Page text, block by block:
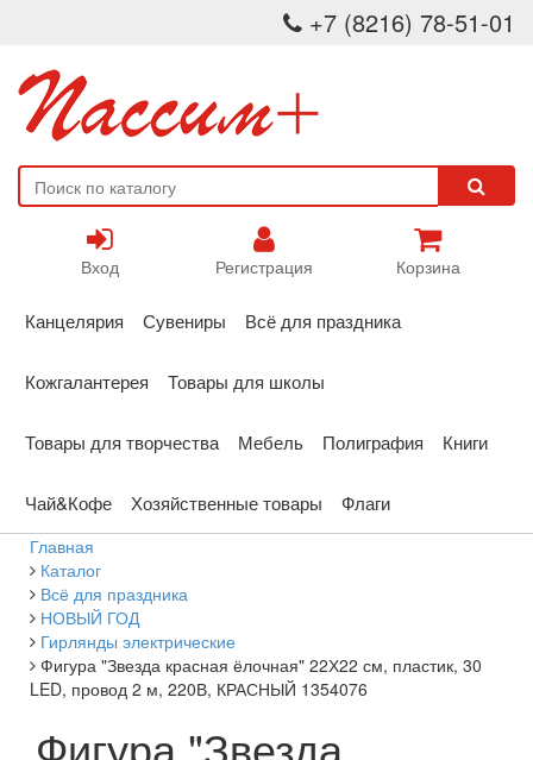
+7 (8216) 78-51-01
Вход Регистрация Корзина
Канцелярия Сувениры Всё для праздника
Кожгалантерея Товары для школы
Товары для творчества Мебель Полиграфия Книги
Чай&Кофе Хозяйственные товары Флаги
Главная
Каталог
Всё для праздника
НОВЫЙ ГОД
Гирлянды электрические
Фигура "Звезда красная ёлочная" 22Х22 см, пластик, 30
LED, провод 2 м, 220В, КРАСНЫЙ 1354076
Фигура "Звезда